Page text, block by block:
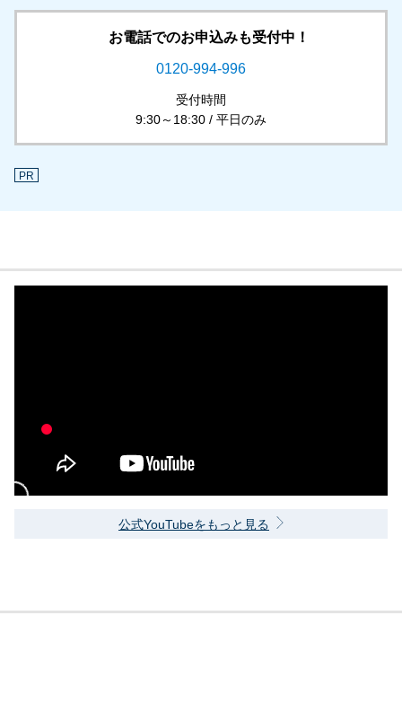
お電話でのお申込みも受付中！
0120-994-996
受付時間
9:30～18:30 / 平日のみ
PR
公式YouTubeをもっと見る